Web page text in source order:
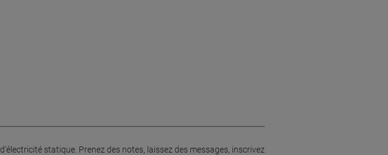
statique. Prenez des notes, laissez des messages, inscrivez